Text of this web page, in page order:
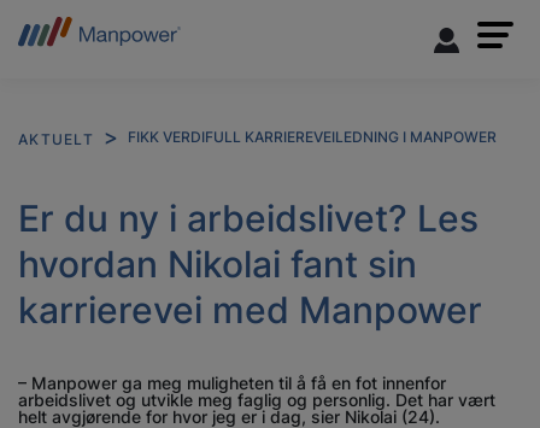
AKTUELT FIKK VERDIFULL KARRIEREVEILEDNING I MANPOWER
Er du ny i arbeidslivet? Les
hvordan Nikolai fant sin
karrierevei med Manpower
– Manpower ga meg muligheten til å få en fot innenfor
arbeidslivet og utvikle meg faglig og personlig. Det har vært
helt avgjørende for hvor jeg er i dag, sier Nikolai (24).